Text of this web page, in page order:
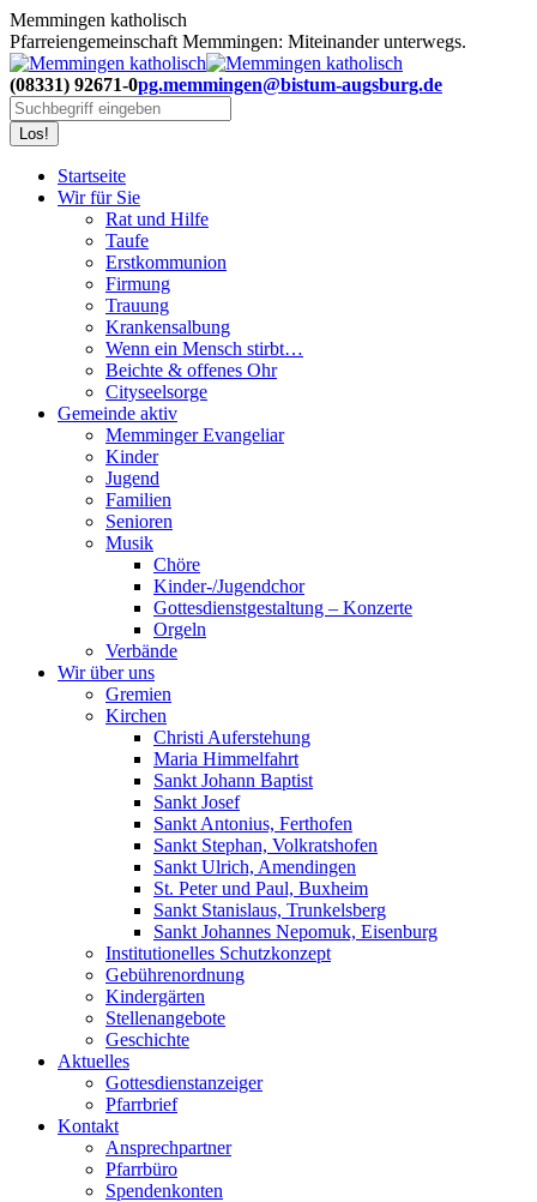
Zum
Inhalt
springen
Memmingen katholisch
Pfarreiengemeinschaft Memmingen: Miteinander unterwegs.
(08331) 92671-0pg.memmingen@bistum-augsburg.de
Search:
Startseite
Wir für Sie
Rat und Hilfe
Taufe
Erstkommunion
Firmung
Trauung
Krankensalbung
Wenn ein Mensch stirbt…
Beichte & offenes Ohr
Cityseelsorge
Gemeinde aktiv
Memminger Evangeliar
Kinder
Jugend
Familien
Senioren
Musik
Chöre
Kinder-/Jugendchor
Gottesdienstgestaltung – Konzerte
Orgeln
Verbände
Wir über uns
Gremien
Kirchen
Christi Auferstehung
Maria Himmelfahrt
Sankt Johann Baptist
Sankt Josef
Sankt Antonius, Ferthofen
Sankt Stephan, Volkratshofen
Sankt Ulrich, Amendingen
St. Peter und Paul, Buxheim
Sankt Stanislaus, Trunkelsberg
Sankt Johannes Nepomuk, Eisenburg
Institutionelles Schutzkonzept
Gebührenordnung
Kindergärten
Stellenangebote
Geschichte
Aktuelles
Gottesdienstanzeiger
Pfarrbrief
Kontakt
Ansprechpartner
Pfarrbüro
Spendenkonten